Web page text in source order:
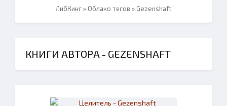
ЛибКинг» Облако тегов » Gezenshaft
КНИГИ АВТОРА - GEZENSHAFT